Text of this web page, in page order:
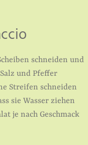
schneiden und
und Pfeffer
Streifen schneiden
sie Wasser ziehen
je nach Geschmack